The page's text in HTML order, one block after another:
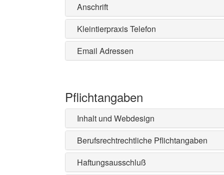
Anschrift
Kleintierpraxis Telefon
Email Adressen
Pflichtangaben
Inhalt und Webdesign
Berufsrechtrechtliche Pflichtangaben
Haftungsausschluß